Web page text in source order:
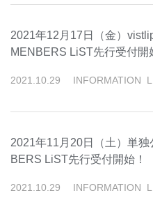
2021年12月17日（金）
MENBERS LiST先行受付開
2021 10 29 INFORMATION
2021年11月20日（土）単
BERS LiST先行受付開始！
2021 10 29 INFORMATION